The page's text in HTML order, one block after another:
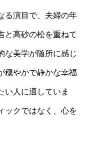
る演目で、夫婦の年
と高砂の松を重ねて
な美学が随所に感じ
穏やかで静かな幸福
い人に適していま
ックではなく、心を